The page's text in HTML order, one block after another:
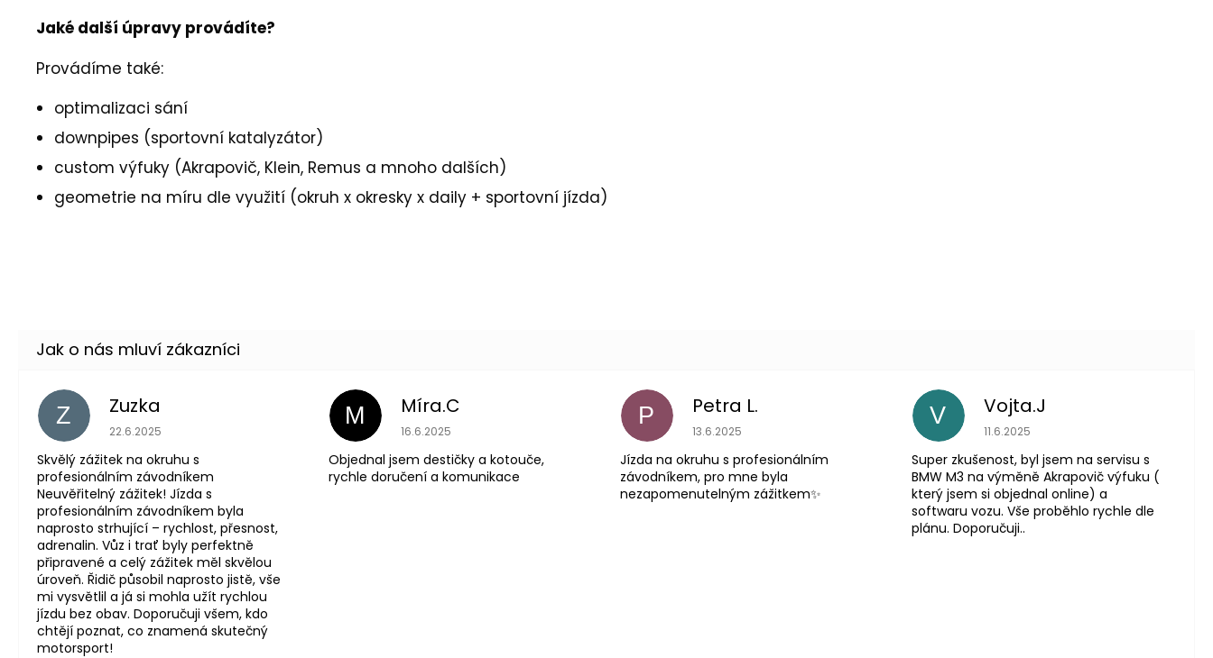
Jaké další úpravy provádíte?
Provádíme také:
optimalizaci sání
downpipes (sportovní katalyzátor)
custom výfuky (Akrapovič, Klein, Remus a mnoho dalších)
geometrie na míru dle využití (okruh x okresky x daily + sportovní jízda)
Z Zuzka
Hodnocení obchodu je 5 z 5 hvězdiček.
22.6.2025
Skvělý zážitek na okruhu s
profesionálním závodníkem
Neuvěřitelný zážitek! Jízda s
profesionálním závodníkem byla
naprosto strhující – rychlost, přesnost,
adrenalin. Vůz i trať byly perfektně
připravené a celý zážitek měl skvělou
úroveň. Řidič působil naprosto jistě, vše
mi vysvětlil a já si mohla užít rychlou
jízdu bez obav. Doporučuji všem, kdo
chtějí poznat, co znamená skutečný
motorsport!
M Míra.C
Hodnocení obchodu je 5 z 5 hvězdiček.
16.6.2025
Objednal jsem destičky a kotouče,
rychle doručení a komunikace
P Petra L.
Hodnocení obchodu je 5 z 5 hvězdiček.
13.6.2025
Jízda na okruhu s profesionálním
závodníkem, pro mne byla
nezapomenutelným zážitkem✨
V Vojta.J
Hodnocení obchodu je 5 z 5
11.6.2025
Super zkušenost, byl jsem na servisu s
BMW M3 na výměně Akrapovič výfuku (
který jsem si objednal online) a
softwaru vozu. Vše proběhlo rychle dle
plánu. Doporučuji..